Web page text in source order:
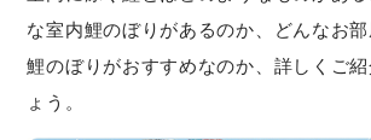
な室内鯉のぼりがあるのか、どんなお
鯉のぼりがおすすめなのか、詳しくご
ょう。